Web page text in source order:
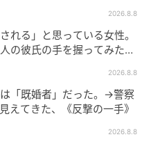
2026.8.8
れる」と思っている女性。
の彼氏の手を握ってみた」
2026.8.8
「既婚者」だった。→警察
えてきた、《反撃の一手》
2026.8.8